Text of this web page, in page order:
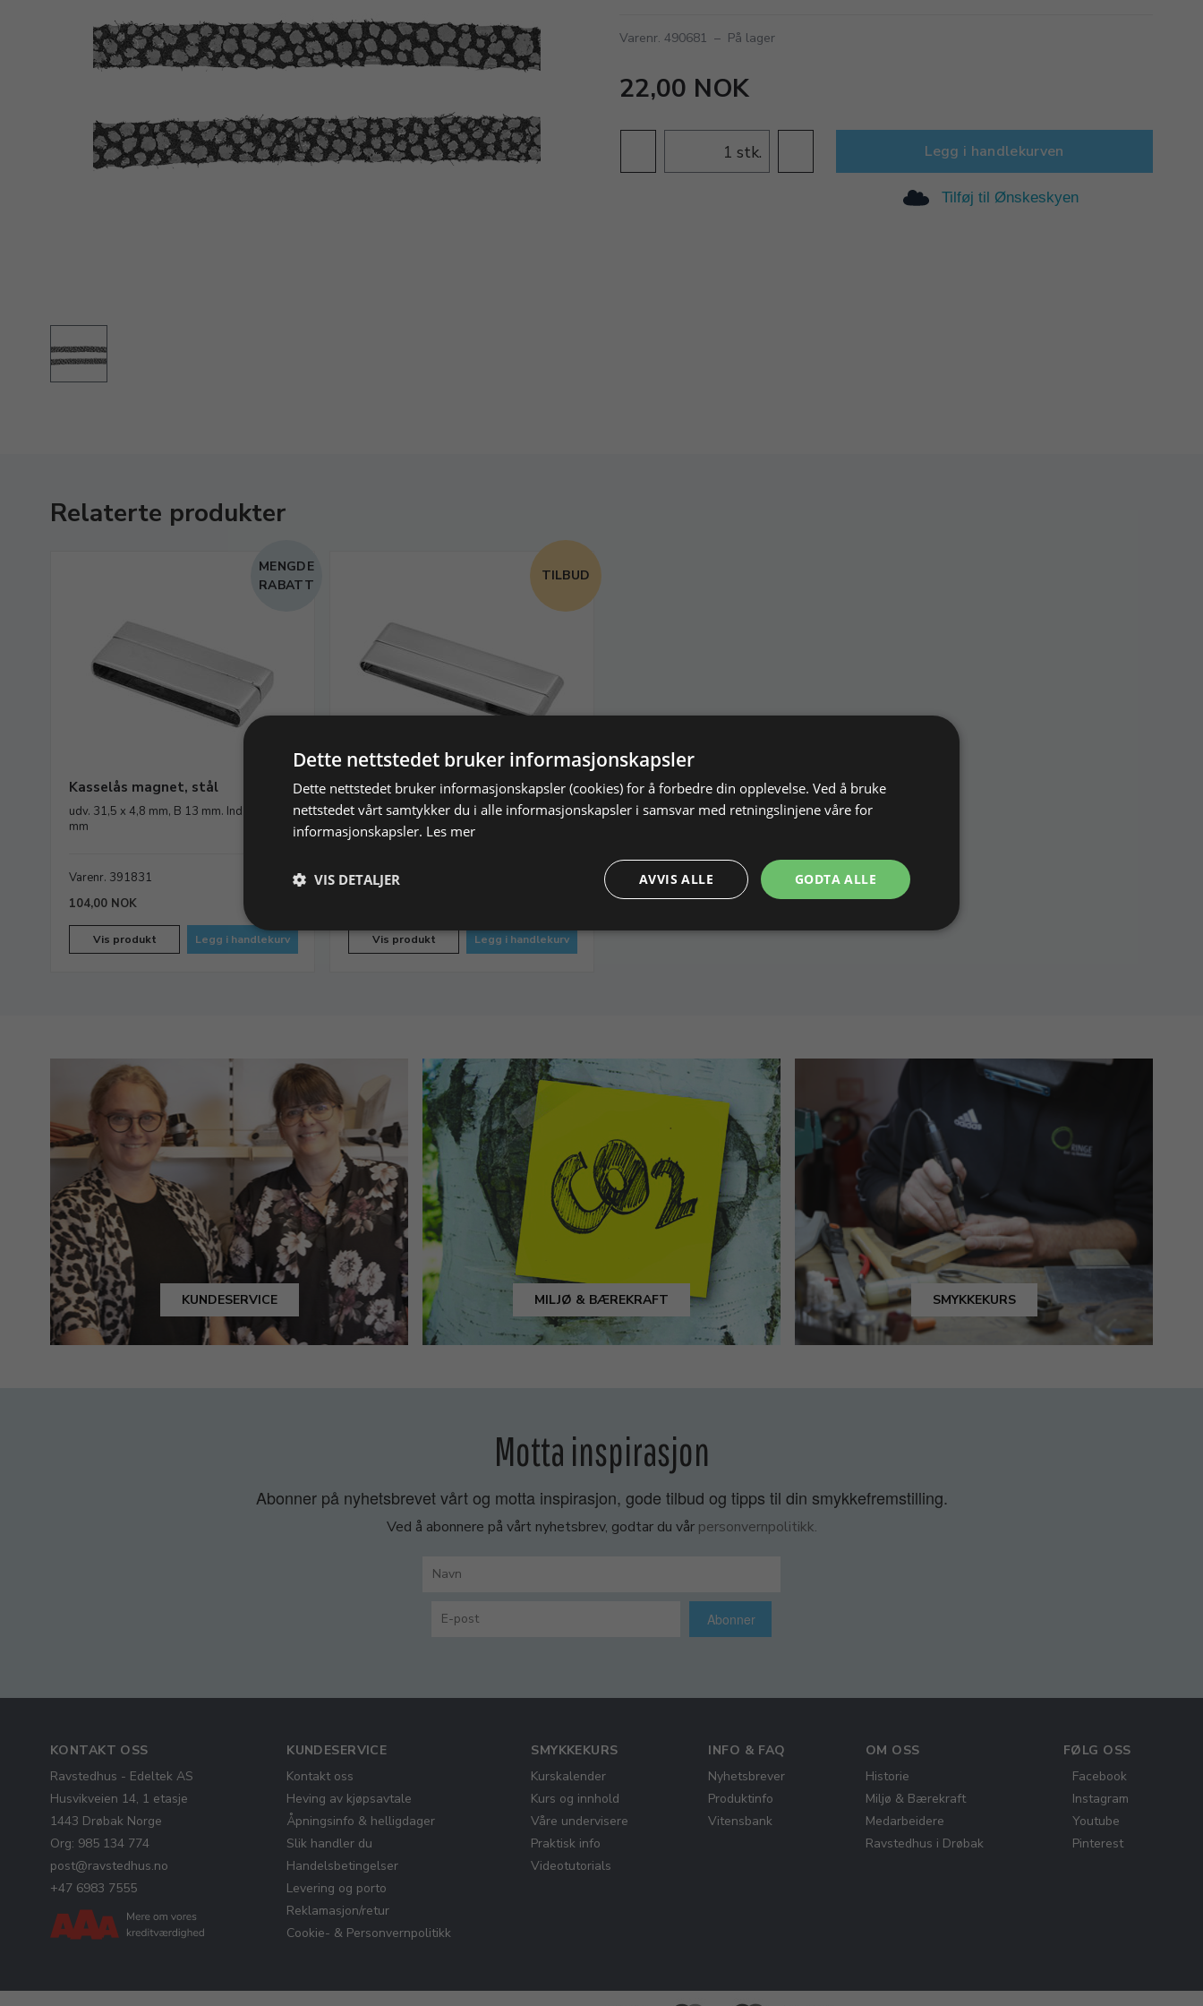
Varenr. 490681 – På lager
22,00 NOK
stk. Legg i handlekurven
Tilføj til Ønskeskyen
Relaterte produkter
MENGDE
RABATT
Kasselås magnet, stål
udv. 31,5 x 4,8 mm, B 13 mm. Ind. 30 x 3
mm
Varenr. 391831
På lager
104,00 NOK
Vis produkt Legg i handlekurv
TILBUD
Kasselås magnet, stål
41,5 x 3,5 mm, B 13 mm
Varenr. 391832
Vis produkt Legg i handlekurv
KUNDESERVICE MILJØ & BÆREKRAFT SMYKKEKURS
Motta inspirasjon
Abonner på nyhetsbrevet vårt og motta inspirasjon, gode tilbud og tipps til din smykkefremstilling.
Ved å abonnere på vårt nyhetsbrev, godtar du vår personvernpolitikk.
Abonner
KONTAKT OSS
Ravstedhus - Edeltek AS
Husvikveien 14, 1 etasje
1443 Drøbak Norge
Org: 985 134 774
post@ravstedhus.no
+47 6983 7555
KUNDESERVICE
Kontakt oss
Heving av kjøpsavtale
Åpningsinfo & helligdager
Slik handler du
Handelsbetingelser
Levering og porto
Reklamasjon/retur
Cookie- & Personvernpolitikk
SMYKKEKURS
Kurskalender
Kurs og innhold
Våre undervisere
Praktisk info
Videotutorials
INFO & FAQ
Nyhetsbrever
Produktinfo
Vitensbank
OM OSS
Historie
Miljø & Bærekraft
Medarbeidere
Ravstedhus i Drøbak
FØLG OSS
Facebook
Instagram
Youtube
Pinterest
Dette nettstedet bruker informasjonskapsler
Dette nettstedet bruker informasjonskapsler (cookies) for å forbedre din opplevelse. Ved å bruke
nettstedet vårt samtykker du i alle informasjonskapsler i samsvar med retningslinjene våre for
informasjonskapsler. Les mer
GODTA ALLE
AVVIS ALLE
VIS DETALJER